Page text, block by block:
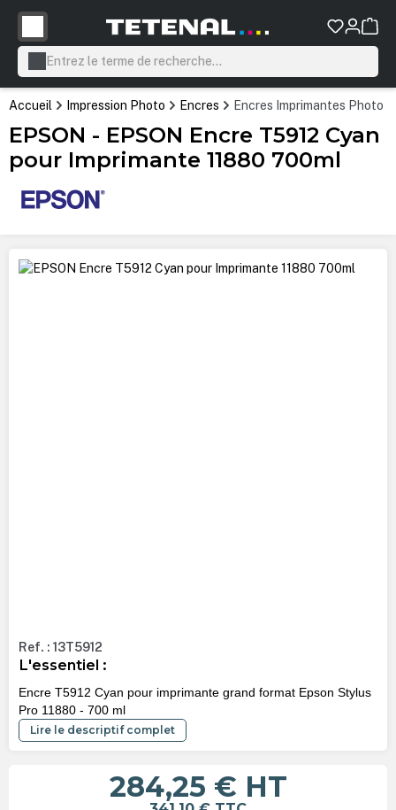
principal
Accueil Impression Photo Encres Encres Imprimantes Photo
EPSON - EPSON Encre T5912 Cyan
pour Imprimante 11880 700ml
Ignorer la galerie d'images
Ref. : 13T5912
L'essentiel :
Encre T5912 Cyan pour imprimante grand format Epson Stylus
Pro 11880 - 700 ml
Lire le descriptif complet
284,25 € HT